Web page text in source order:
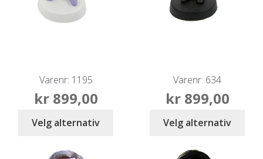
Varenr: 1195
kr899,00
Velg alternativ
Varenr: 634
kr899,00
Velg alternativ